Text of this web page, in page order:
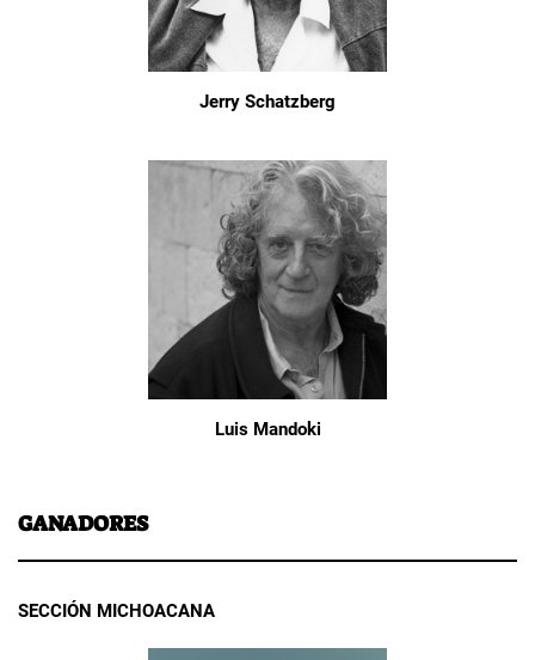
Jerry Schatzberg
Luis Mandoki
GANADORES
SECCIÓN MICHOACANA